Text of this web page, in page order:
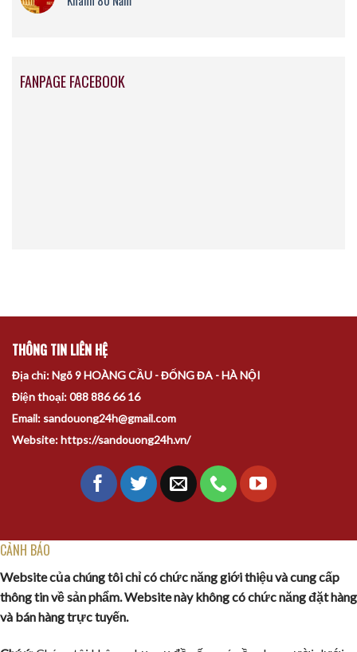
FANPAGE FACEBOOK
THÔNG TIN LIÊN HỆ
Địa chỉ: Ngõ 9 HOÀNG CẦU - ĐỐNG ĐA - HÀ NỘI
Điện thoại: 088 886 66 16
Email: sandouong24h@gmail.com
Website: https://sandouong24h.vn/
CẢNH BÁO
Website của chúng tôi chỉ có chức năng giới thiệu và cung cấp
thông tin về sản phẩm. Website này không có chức năng đặt hàng
và bán hàng trực tuyến.